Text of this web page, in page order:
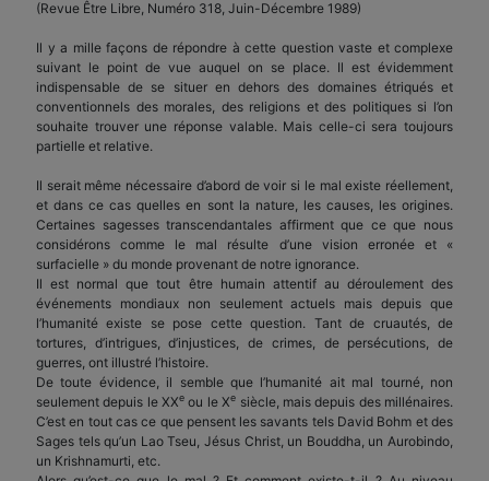
(Revue Être Libre, Numéro 318, Juin-Décembre 1989)
Il y a mille façons de répondre à cette question vaste et complexe
suivant le point de vue auquel on se place. Il est évidemment
indispensable de se situer en dehors des domaines étriqués et
conventionnels des morales, des religions et des politiques si l’on
souhaite trouver une réponse valable. Mais celle-ci sera toujours
partielle et relative.
Il serait même nécessaire d’abord de voir si le mal existe réellement,
et dans ce cas quelles en sont la nature, les causes, les origines.
Certaines sagesses transcendantales affirment que ce que nous
considérons comme le mal résulte d’une vision erronée et «
surfacielle » du monde provenant de notre ignorance.
Il est normal que tout être humain attentif au déroulement des
événements mondiaux non seulement actuels mais depuis que
l’humanité existe se pose cette question. Tant de cruautés, de
tortures, d’intrigues, d’injustices, de crimes, de persécutions, de
guerres, ont illustré l’histoire.
De toute évidence, il semble que l’humanité ait mal tourné, non
seulement depuis le XXe ou le Xe siècle, mais depuis des millénaires.
C’est en tout cas ce que pensent les savants tels David Bohm et des
Sages tels qu’un Lao Tseu, Jésus Christ, un Bouddha, un Aurobindo,
un Krishnamurti, etc.